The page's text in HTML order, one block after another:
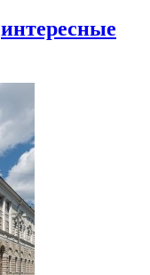
интересные